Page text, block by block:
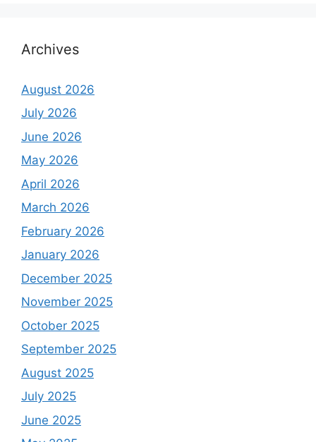
Archives
August 2026
July 2026
June 2026
May 2026
April 2026
March 2026
February 2026
January 2026
December 2025
November 2025
October 2025
September 2025
August 2025
July 2025
June 2025